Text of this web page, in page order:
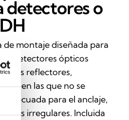
detectores o
de montaje diseñada para
detectores ópticos
sus reflectores,
en las que no se
adecuada para el anclaje,
irregulares. Incluida